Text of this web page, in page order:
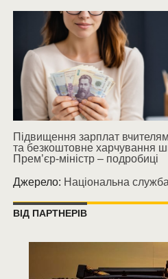
Підвищення зарплат
та безкоштовне харчування
Прем’єр-міністр – подробиці
Джерело: Національна
ВІД ПАРТНЕРІВ